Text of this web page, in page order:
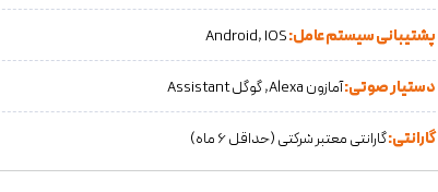
پشتیبانی سیستم عامل:Android, IOS
دستیار صوتی:آمازون Alexa, گوگل Assistant
گارانتی:گارانتی معتبر شرکتی (حداقل 6 ماه)